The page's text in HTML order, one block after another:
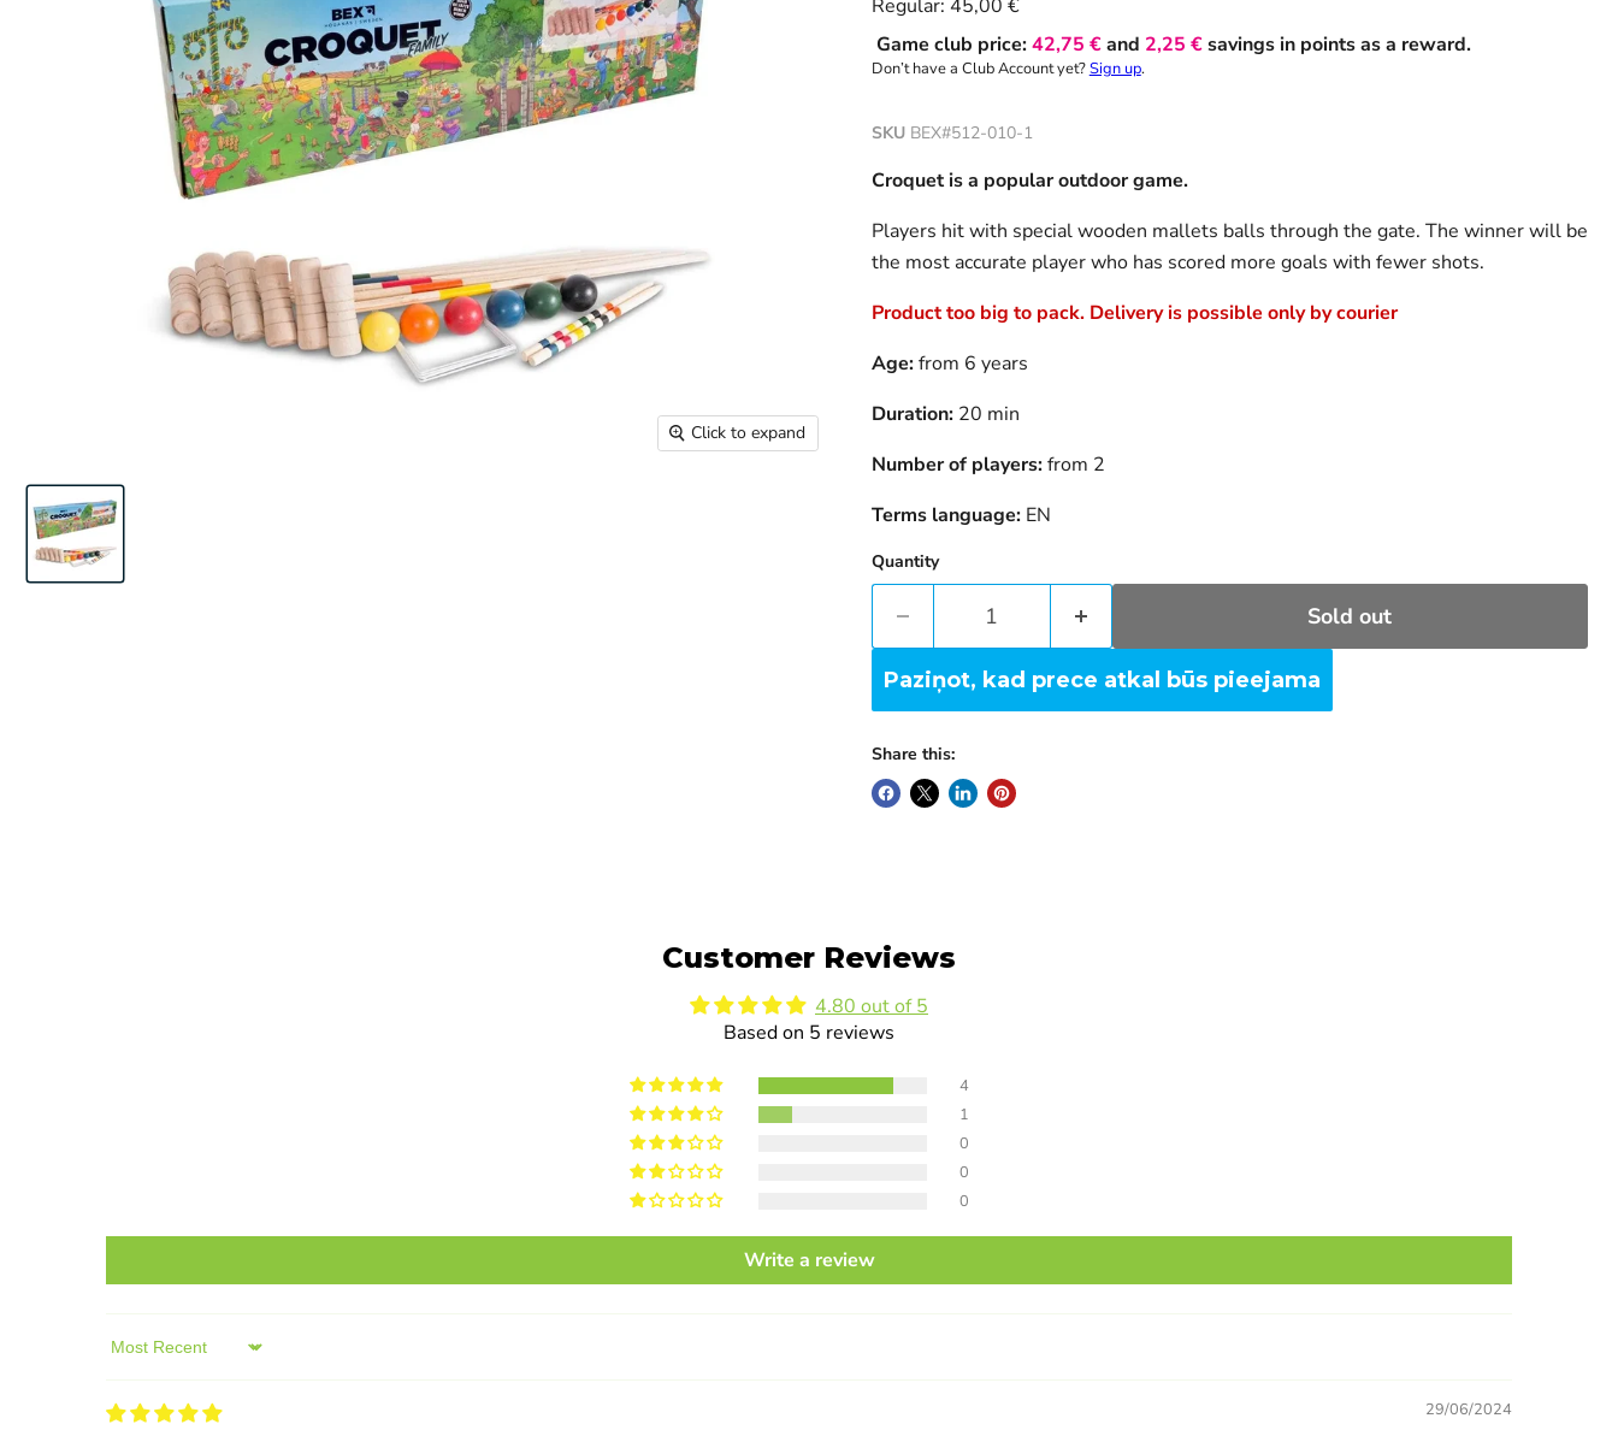
Click to expand
Regular: 45,00 €
Game club price:42,75 €and 2,25 €savings in points as a reward.
Don’t have a Club Account yet?Sign up.
SKU BEX#512-010-1
Croquet is a popular outdoor game.
Players hit with special wooden mallets balls through the gate. The winner will be
the most accurate player who has scored more goals with fewer shots.
Product too big to pack. Delivery is possible only by courier
Age:from 6 years
Duration: 20 min
Number of players:from 2
Terms language: EN
Quantity
Sold out
Paziņot, kad prece atkal būs pieejama
Share this:
Customer Reviews
4.80 out of 5
Based on 5 reviews
4
1
0
0
0
Write a review
Sort by
29/06/2024